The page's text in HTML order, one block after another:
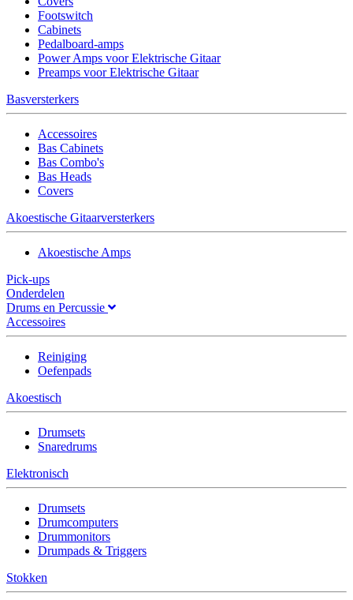
Footswitch
Cabinets
Pedalboard-amps
Power Amps voor Elektrische Gitaar
Preamps voor Elektrische Gitaar
Basversterkers
Accessoires
Bas Cabinets
Bas Combo's
Bas Heads
Covers
Akoestische Gitaarversterkers
Akoestische Amps
Pick-ups
Onderdelen
Drums en Percussie
Accessoires
Reiniging
Oefenpads
Akoestisch
Drumsets
Snaredrums
Elektronisch
Drumsets
Drumcomputers
Drummonitors
Drumpads & Triggers
Stokken